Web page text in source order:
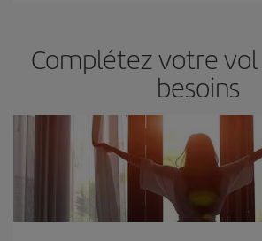
Complétez votre vol
besoins